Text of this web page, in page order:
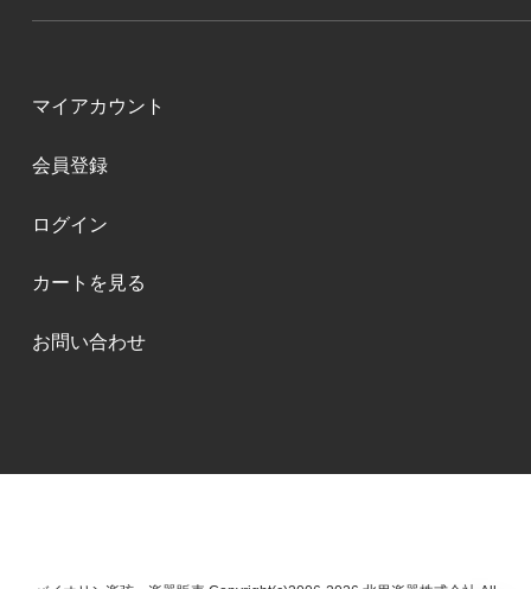
マイアカウント
会員登録
ログイン
カートを見る
お問い合わせ